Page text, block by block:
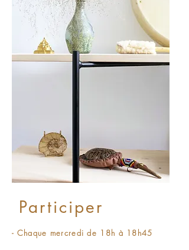
Participer
- Chaque mercredi de 18h à 18h45